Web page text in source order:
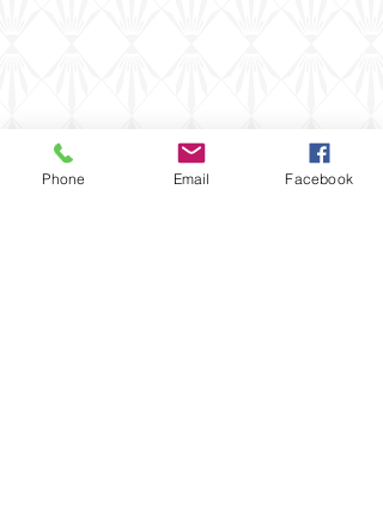
Phone Email Facebook